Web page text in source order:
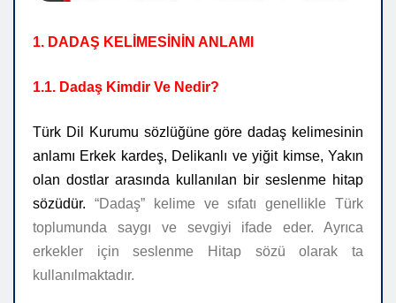
1. DADAŞ KELİMESİNİN ANLAMI
1.1. Dadaş Kimdir Ve Nedir?
Türk Dil Kurumu sözlüğüne göre dadaş kelimesinin
anlamı Erkek kardeş, Delikanlı ve yiğit kimse, Yakın
olan dostlar arasında kullanılan bir seslenme hitap
sözüdür.
“Dadaş” kelime ve sıfatı genellikle Türk
toplumunda saygı ve sevgiyi ifade eder. Ayrıca
erkekler için seslenme Hitap sözü olarak ta
kullanılmaktadır.